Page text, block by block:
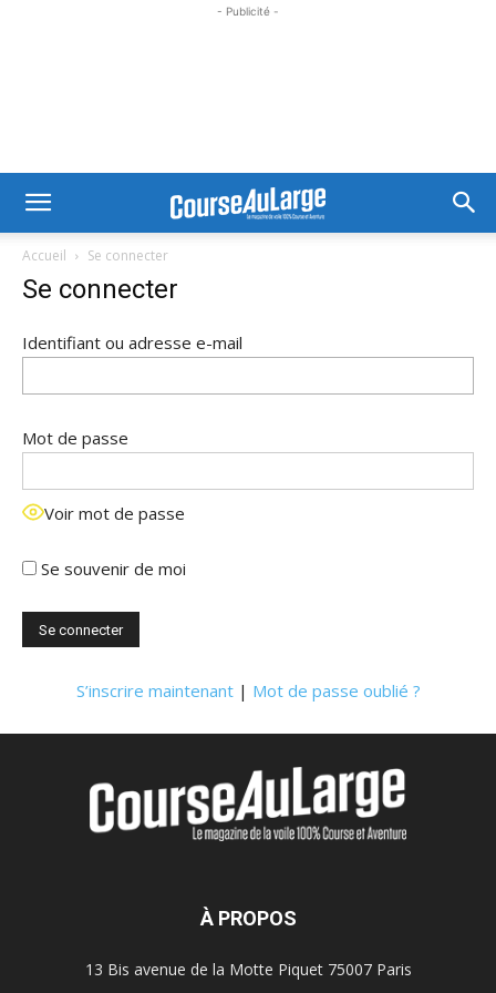
- Publicité -
Accueil Se connecter
Se connecter
Identifiant ou adresse e-mail
Mot de passe
Voir mot de passe
Se souvenir de moi
S’inscrire maintenant| Mot de passe oublié ?
À PROPOS
13 Bis avenue de la Motte Piquet 75007 Paris